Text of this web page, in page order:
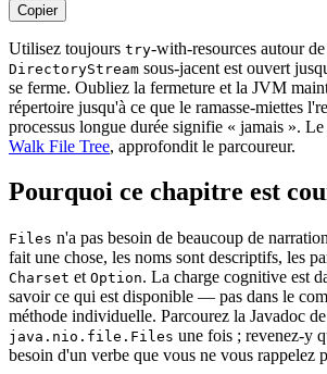
Copier
Utilisez toujours try-with-resources autour
DirectoryStream sous-jacent est ouvert
se ferme. Oubliez la fermeture et la JVM
répertoire jusqu'à ce que le ramasse-miettes
processus longue durée signifie « jamais ».
Walk File Tree, approfondit le parcoureur.
Pourquoi ce chapitre est
Files n'a pas besoin de beaucoup de
fait une chose, les noms sont descriptifs, les
Charset et Option. La charge cognitive est
savoir ce qui est disponible — pas dans le
méthode individuelle. Parcourez la Javadoc de
java.nio.file.Files une fois ; revenez-y
besoin d'un verbe que vous ne vous rappelez